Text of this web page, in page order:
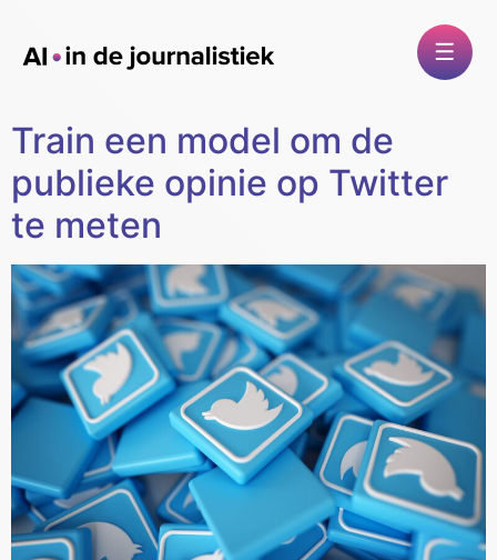
Train een model om de
publieke opinie op Twitter
te meten